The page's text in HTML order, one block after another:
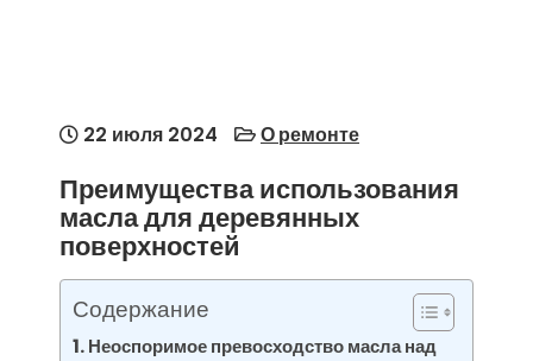
22 июля 2024 О ремонте
Преимущества использования
масла для деревянных
поверхностей
Содержание
Неоспоримое превосходство масла над